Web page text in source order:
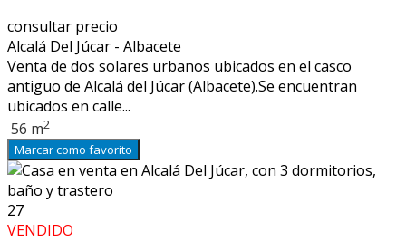
consultar precio
Alcalá Del Júcar - Albacete
Venta de dos solares urbanos ubicados en el casco
antiguo de Alcalá del Júcar (Albacete).Se encuentran
ubicados en calle...
56 m2
Marcar como favorito
27
VENDIDO